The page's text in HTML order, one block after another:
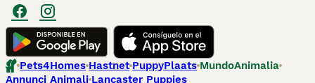
Pets4Homes Hastnet PuppyPlaats MundoAnimalia
Annunci Animali Lancaster Puppies